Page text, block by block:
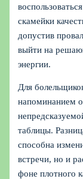
скамейки
допустив
выйти на
энергии.
Для
напоминанием
таблицы.
способна
встречи, но и
фоне плотного